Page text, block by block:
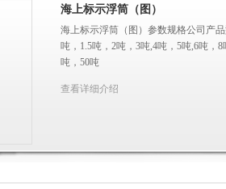
海上标示浮筒（图）
海上标示浮筒（图）参数规格公司产
吨，1.5吨，2吨，3吨,4吨，5吨,6吨，
吨，50吨
查看详细介绍